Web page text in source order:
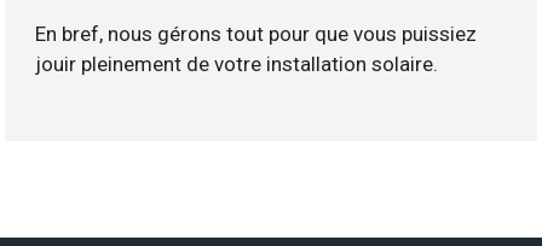
En bref, nous gérons tout pour que vous puissiez
jouir pleinement de votre installation solaire.